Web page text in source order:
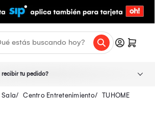
recibir tu pedido?
Sala Centro Entretenimiento
TUHOME